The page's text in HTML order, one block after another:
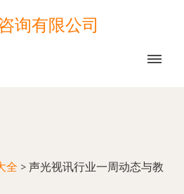
询有限公司
全 > 声光视讯行业一周动态与教